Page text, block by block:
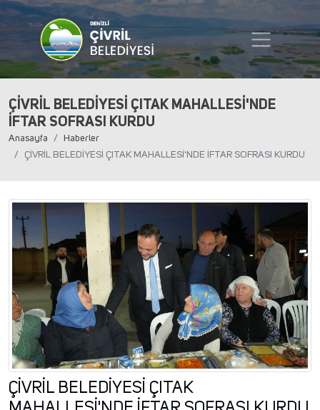
ÇİVRİL BELEDİYESİ ÇITAK MAHALLESİ'NDE
İFTAR SOFRASI KURDU
Anasayfa
Haberler
ÇİVRİL BELEDİYESİ ÇITAK MAHALLESİ'NDE İFTAR SOFRASI KURDU
ÇİVRİL BELEDİYESİ ÇITAK